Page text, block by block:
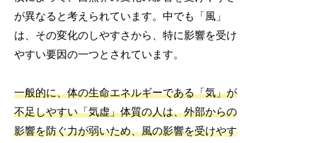
が異なると考えられています。中でも「風」
は、その変化のしやすさから、特に影響を受け
やすい要因の一つとされています。
一般的に、体の生命エネルギーである「気」が
不足しやすい「気虚」体質の人は、外部からの
影響を防ぐ力が弱いため、風の影響を受けやす